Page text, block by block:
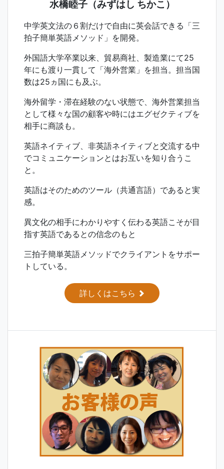
水橋睦子（みずはし ちかこ）
中学英文法の６割だけで自由に英会話できる「三
拍子簡単英語メソッド」を開発。
外国語大学卒業以来、貿易商社、製造業にて25
年にも渡り一貫して「海外営業」を担当。担当国
数は25ヵ国にも及ぶ。
海外留学・滞在経験のない状態で、海外営業担当
として様々な国の顧客や時にはエグゼクティブを
相手に商談も。
英語ネイティブ、非英語ネイティブと交流する中
でコミュニケーションとはお互いを知り合うこ
と。
英語はそのためのツール（共通言語）であると実
感。
異文化の相手にわかりやすく伝わる英語こそが目
指す英語であるとの信念のもと
三拍子簡単英語メソッドでクライアントをサポー
トしている。
詳しくはこちら